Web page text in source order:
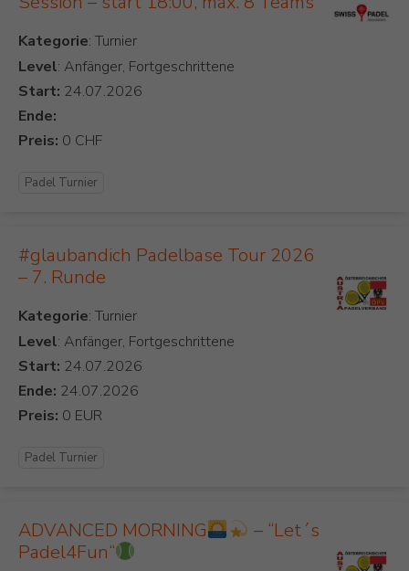
Kategorie
Level: Anfänger, Fortgeschrittene
Start:
Ende:
Preis:
Padel Turnier
#glaubandich Padelbase Tour 2026
– 7. Runde
Kategorie
Level: Anfänger, Fortgeschrittene
Start:
Ende:
Preis:
Padel Turnier
ADVANCED MORNING
– “Let´s
Padel4Fun“